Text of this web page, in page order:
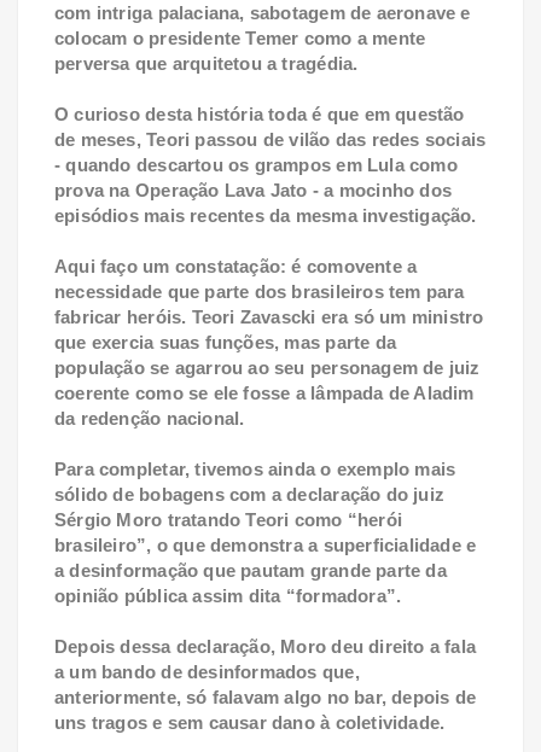
com intriga palaciana, sabotagem de aeronave e
colocam o presidente Temer como a mente
perversa que arquitetou a tragédia.
O curioso desta história toda é que em questão
de meses, Teori passou de vilão das redes sociais
- quando descartou os grampos em Lula como
prova na Operação Lava Jato - a mocinho dos
episódios mais recentes da mesma investigação.
Aqui faço um constatação: é comovente a
necessidade que parte dos brasileiros tem para
fabricar heróis. Teori Zavascki era só um ministro
que exercia suas funções, mas parte da
população se agarrou ao seu personagem de juiz
coerente como se ele fosse a lâmpada de Aladim
da redenção nacional.
Para completar, tivemos ainda o exemplo mais
sólido de bobagens com a declaração do juiz
Sérgio Moro tratando Teori como “herói
brasileiro”, o que demonstra a superficialidade e
a desinformação que pautam grande parte da
opinião pública assim dita “formadora”.
Depois dessa declaração, Moro deu direito a fala
a um bando de desinformados que,
anteriormente, só falavam algo no bar, depois de
uns tragos e sem causar dano à coletividade.